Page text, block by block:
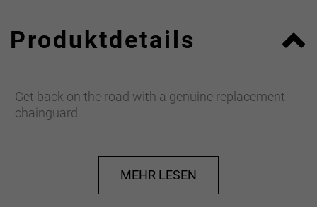
Produktdetails
Get back on the road with a genuine replacement
chainguard.
MEHR LESEN